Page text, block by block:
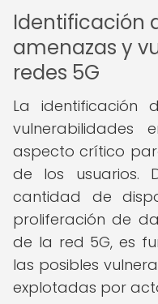
Identificación
amenazas y
redes 5G
La identificación
aspecto crítico
de los usuarios.
cantidad de
proliferación de
de la red 5G, es
las posibles
explotadas por